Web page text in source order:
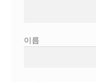
이름